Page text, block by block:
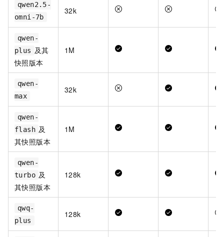
qwen2.5-
omni-7b
32k
qwen-
plus 及其
快照版本
1M
qwen-
max
32k
qwen-
flash 及
其快照版本
1M
qwen-
turbo 及
其快照版本
128k
qwq-
plus
128k